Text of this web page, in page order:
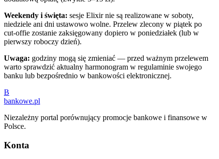
Weekendy i święta: sesje Elixir nie są realizowane w soboty,
niedziele ani dni ustawowo wolne. Przelew zlecony w piątek po
cut-offie zostanie zaksięgowany dopiero w poniedziałek (lub w
pierwszy roboczy dzień).
Uwaga: godziny mogą się zmieniać — przed ważnym przelewem
warto sprawdzić aktualny harmonogram w regulaminie swojego
banku lub bezpośrednio w bankowości elektronicznej.
B
bankowe.pl
Niezależny portal porównujący promocje bankowe i finansowe w
Polsce.
Konta